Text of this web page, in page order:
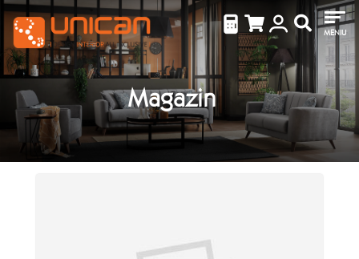
MENIU
Magazin